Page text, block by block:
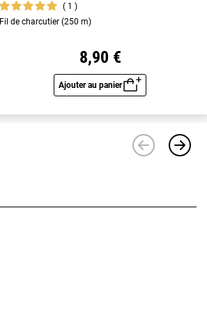
1
Fil de charcutier (250 m)
8,90 €
Ajouter au panier
Aperçu rapide